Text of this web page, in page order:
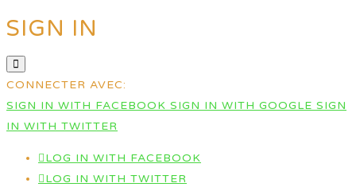
SIGN IN
CONNECTER AVEC:
SIGN IN WITH FACEBOOK SIGN IN WITH GOOGLE SIGN
IN WITH TWITTER
LOG IN WITH FACEBOOK
LOG IN WITH TWITTER